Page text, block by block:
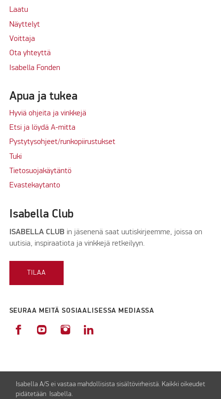
Laatu
Näyttelyt
Voittaja
Ota yhteyttä
Isabella Fonden
Apua ja tukea
Hyviä ohjeita ja vinkkejä
Etsi ja löydä A-mitta
Pystytysohjeet/runkopiirustukset
Tuki
Tietosuojakäytäntö
Evastekaytanto
Isabella Club
ISABELLA CLUB in jäsenenä saat uutiskirjeemme, joissa on
uutisia, inspiraatiota ja vinkkejä retkeilyyn.
TILAA
SEURAA MEITÄ SOSIAALISESSA MEDIASSA
Isabella A/S ei vastaa mahdollisista sisältövirheistä. Kaikki oikeudet
pidätetään Isabella.